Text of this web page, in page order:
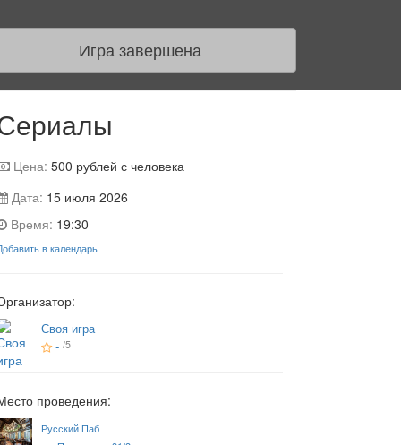
Игра завершена
Цена: 500 рублей с человека
Дата: 15 июля 2026
Время: 19:30
в календарь
Своя игра
- /5
проведения:
Русский Паб